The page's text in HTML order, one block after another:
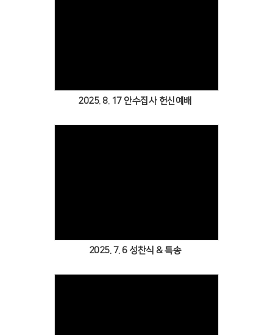
2025. 8. 17 안수집사 헌신예배
2025. 7. 6 성찬식 & 특송